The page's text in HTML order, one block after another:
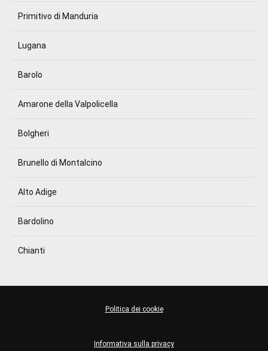
Primitivo di Manduria
Lugana
Barolo
Amarone della Valpolicella
Bolgheri
Brunello di Montalcino
Alto Adige
Bardolino
Chianti
Informativa sulla privacy
Politica dei cookie